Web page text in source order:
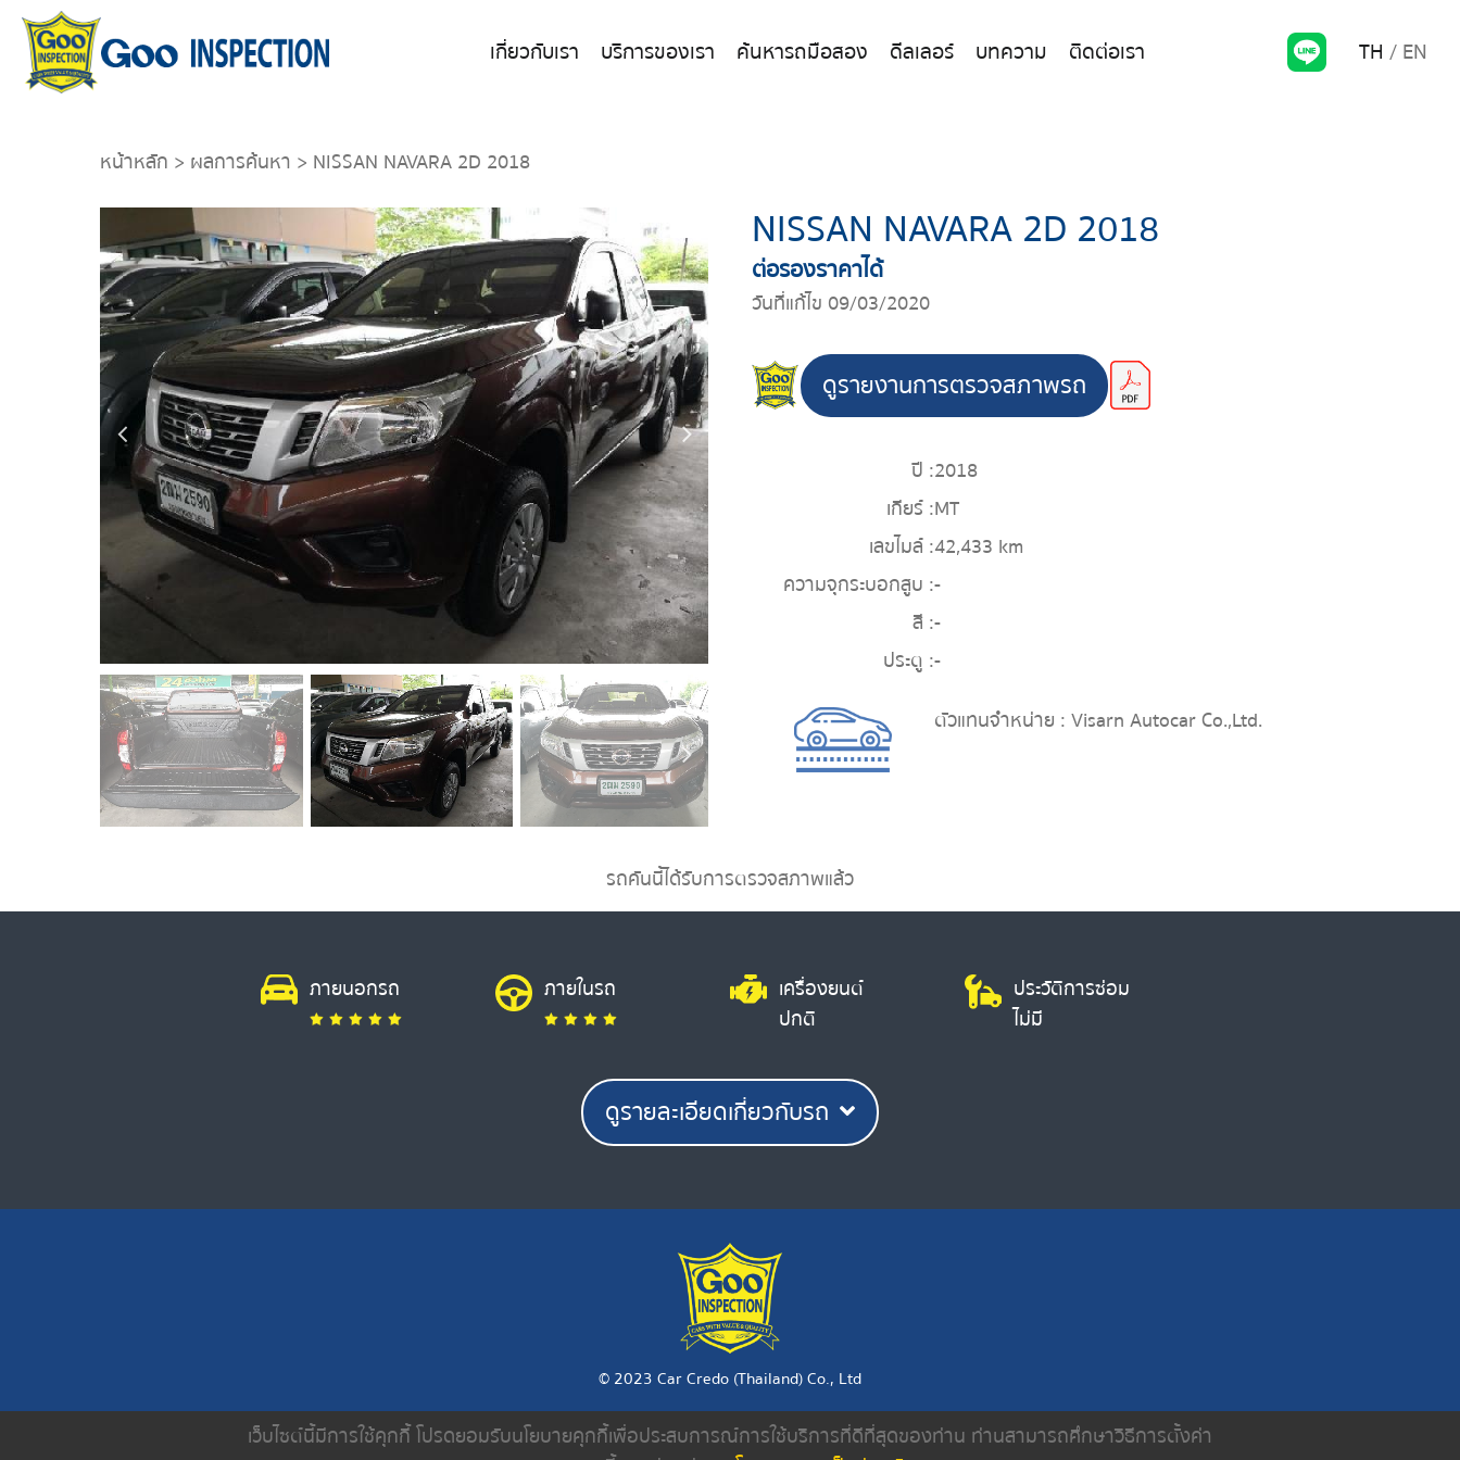
เกี่ยวกับเรา บริการของเรา ค้นหารถมือสอง ดีลเลอร์ บทความ ติดต่อเรา TH EN
หน้าหลัก > ผลการค้นหา > NISSAN NAVARA 2D 2018
NISSAN NAVARA 2D 2018
ต่อรองราคาได้
วันที่แก้ไข 09/03/2020
ดูรายงานการตรวจสภาพรถ
ปี :2018
เกียร์ :MT
เลขไมล์ :42,433 km
ความจุกระบอกสูบ :-
สี :-
ประตู :-
ตัวแทนจำหน่าย : Visarn Autocar Co.,Ltd.
รถคันนี้ได้รับการตรวจสภาพแล้ว
ภายนอกรถ ภายในรถ
เครื่องยนต์
ปกติ
ประวัติการซ่อม
ไม่มี
ดูรายละเอียดเกี่ยวกับรถ
© 2023 Car Credo (Thailand) Co., Ltd
เกี่ยวกับเรา บริการของเรา ค้นหารถมือสอง ดีลเลอร์ บทความ ติดต่อเรา นโยบายความเป็นส่วนตัว
เว็บไซต์นี้มีการใช้คุกกี้ โปรดยอมรับนโยบายคุกกี้เพื่อประสบการณ์การใช้บริการที่ดีที่สุดของท่าน ท่านสามารถศึกษาวิธีการตั้งค่า